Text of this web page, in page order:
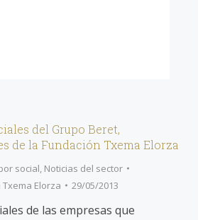
del Grupo Beret,
de la Fundación Txema Elorza
social, Noticias del sector
Elorza 29/05/2013
de las empresas que